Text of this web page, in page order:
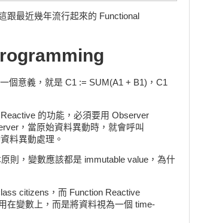
跟最近幾年流行起來的 Functional
個意義，就是 C1 := SUM(A1 + B1)，C1
的功能，必須要用 Observer
，當原始資料異動時，就會呼叫
料異動處理。
則，變數應該都是 immutable value，為什
citizens，而 Function Reactive
在變數上，而是將資料視為一個 time-